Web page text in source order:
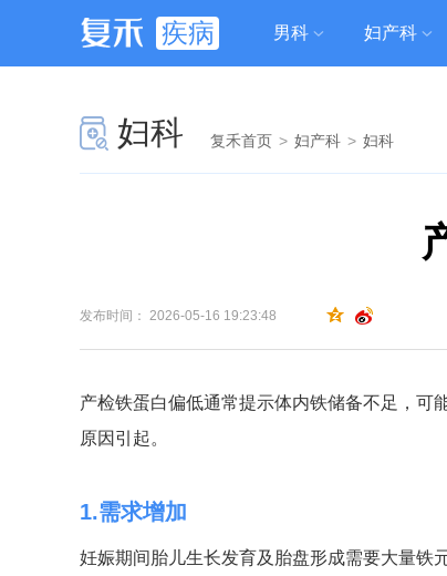
疾病 男科 妇产科
妇科 复禾首页 > 妇产科 > 妇科
发布时间： 2026-05-16 19:23:48
产检铁蛋白偏低通常提示体内铁储备不足，可
原因引起。
1.需求增加
妊娠期间胎儿生长发育及胎盘形成需要大量铁